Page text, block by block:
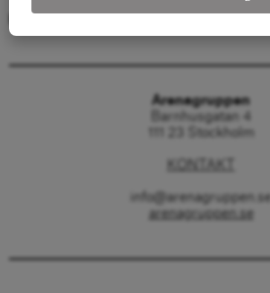
Arenagruppen
Barnhusgatan 4
111 23 Stockholm
KONTAKT
info@arenagruppen.se
arenagruppen.se